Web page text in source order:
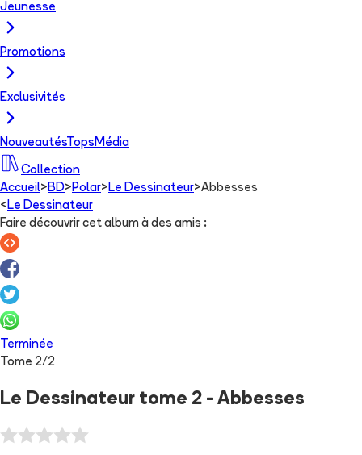
Jeunesse
Promotions
Exclusivités
NouveautésTops Média
Collection
Accueil> BD> Polar> Le Dessinateur>Abbesses
< Le Dessinateur
Faire découvrir cet album à des amis :
Terminée
Tome 2/2
Le Dessinateur tome 2 - Abbesses